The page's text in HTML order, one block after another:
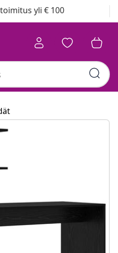
yli € 100